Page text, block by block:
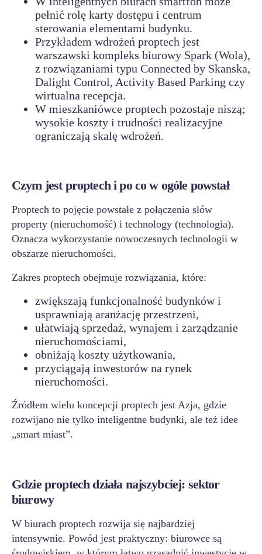
pełnić rolę karty dostępu i centrum
sterowania elementami budynku.
Przykładem wdrożeń proptech jest
warszawski kompleks biurowy Spark (Wola),
z rozwiązaniami typu Connected by Skanska,
Dalight Control, Activity Based Parking czy
wirtualna recepcja.
W mieszkaniówce proptech pozostaje niszą;
wysokie koszty i trudności realizacyjne
ograniczają skalę wdrożeń.
Czym jest proptech i po co w ogóle powstał
Proptech to pojęcie powstałe z połączenia słów
property (nieruchomość) i technology (technologia).
Oznacza wykorzystanie nowoczesnych technologii w
obszarze nieruchomości.
Zakres proptech obejmuje rozwiązania, które:
zwiększają funkcjonalność budynków i
usprawniają aranżację przestrzeni,
ułatwiają sprzedaż, wynajem i zarządzanie
nieruchomościami,
obniżają koszty użytkowania,
przyciągają inwestorów na rynek
nieruchomości.
Źródłem wielu koncepcji proptech jest Azja, gdzie
rozwijano nie tylko inteligentne budynki, ale też idee
„smart miast”.
Gdzie proptech działa najszybciej: sektor
biurowy
W biurach proptech rozwija się najbardziej
intensywnie. Powód jest praktyczny: biurowce są